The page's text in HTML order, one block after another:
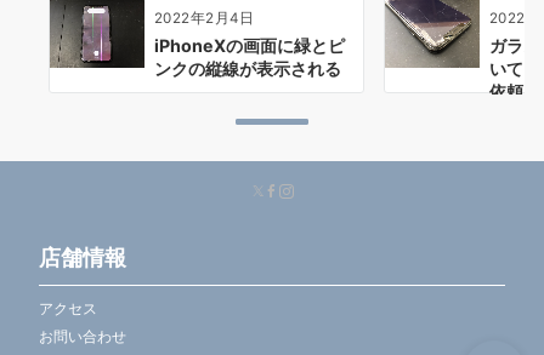
2022年2月4日
iPhoneXの画面に緑とピ
ンクの縦線が表示される
2022
ガラ
いて
依頼
店舗情報
アクセス
お問い合わせ